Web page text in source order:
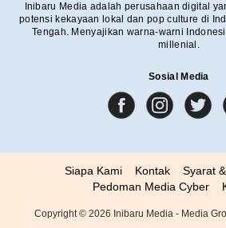
Inibaru Media adalah perusahaan digital
potensi kekayaan lokal dan pop culture di
Tengah. Menyajikan warna-warni
millenial.
Sosial Media
Siapa Kami Kontak
Syarat
Pedoman Media Cyber
Copyright © 2026 Inibaru Media - Media